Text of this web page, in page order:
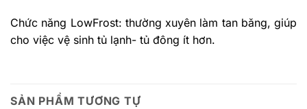
Chức năng LowFrost: thường xuyên làm tan băng, giúp
cho việc vệ sinh tủ lạnh- tủ đông ít hơn.
SẢN PHẨM TƯƠNG TỰ